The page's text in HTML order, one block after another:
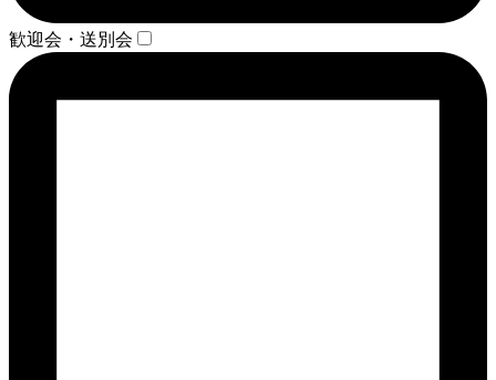
歓迎会・送別会